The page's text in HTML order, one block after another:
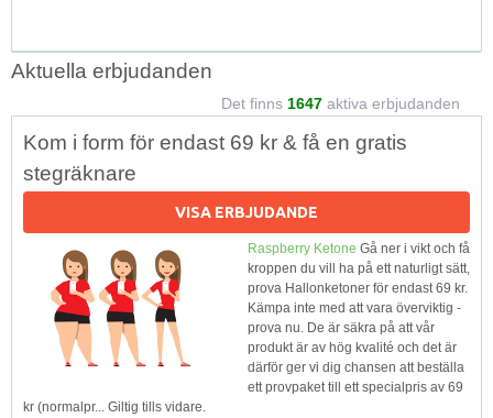
Aktuella erbjudanden
Det finns 1647 aktiva erbjudanden
Kom i form för endast 69 kr & få en gratis
stegräknare
VISA ERBJUDANDE
Raspberry Ketone Gå ner i vikt och få
kroppen du vill ha på ett naturligt sätt,
prova Hallonketoner för endast 69 kr.
Kämpa inte med att vara överviktig -
prova nu. De är säkra på att vår
produkt är av hög kvalité och det är
därför ger vi dig chansen att beställa
ett provpaket till ett specialpris av 69
kr (normalpr... Giltig tills vidare.